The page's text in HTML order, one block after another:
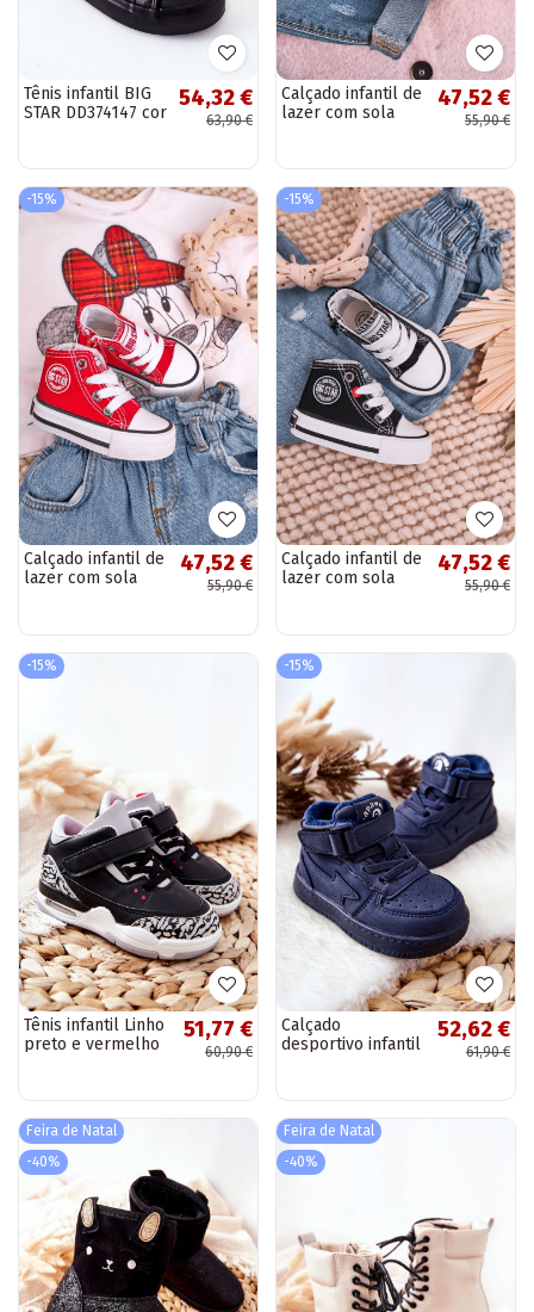
Tênis infantil BIG
STAR DD374147 cor
54,32 €
63,90 €
Calçado infantil de
lazer com sola
47,52 €
55,90 €
-15%
Calçado infantil de
lazer com sola
47,52 €
55,90 €
-15%
Calçado infantil de
lazer com sola
47,52 €
55,90 €
-15%
Tênis infantil Linho
preto e vermelho
51,77 €
60,90 €
-15%
Calçado
desportivo infantil
52,62 €
61,90 €
Feira de Natal
-40%
Feira de Natal
-40%